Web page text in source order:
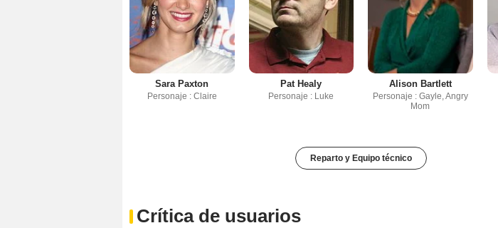
Sara Paxton
Personaje : Claire
Pat Healy
Personaje : Luke
Alison Bartlett
Personaje : Gayle, Angry
Mom
Reparto y Equipo técnico
Crítica de usuarios